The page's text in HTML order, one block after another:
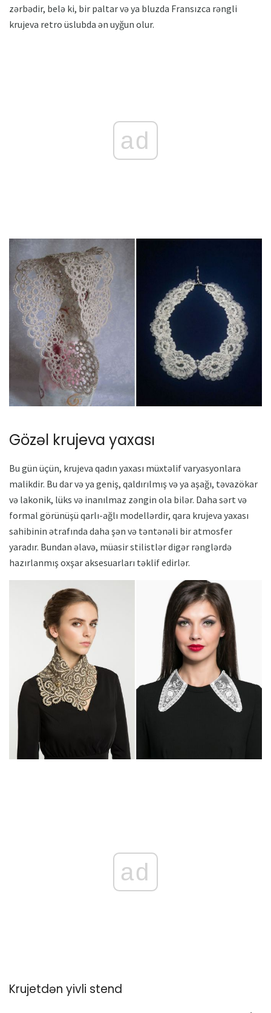
zərbədir, belə ki, bir paltar və ya bluzda Fransızca rəngli
krujeva retro üslubda ən uyğun olur.
ad
Gözəl krujeva yaxası
Bu gün üçün, krujeva qadın yaxası müxtəlif varyasyonlara
malikdir. Bu dar və ya geniş, qaldırılmış və ya aşağı, təvazökar
və lakonik, lüks və inanılmaz zəngin ola bilər. Daha sərt və
formal görünüşü qarlı-ağlı modellərdir, qara krujeva yaxası
sahibinin ətrafında daha şən və təntənəli bir atmosfer
yaradır. Bundan əlavə, müasir stilistlər digər rənglərdə
hazırlanmış oxşar aksesuarları təklif edirlər.
ad
Krujetdən yivli stend